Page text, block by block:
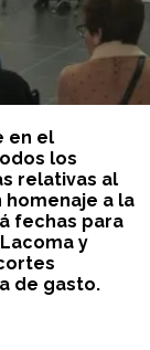
en el
los
relativas al
homenaje a la
fechas para
y
de gasto.